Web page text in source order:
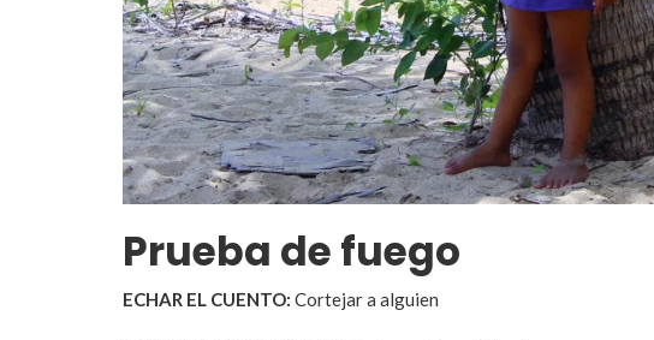
Prueba de fuego
ECHAR EL CUENTO: Cortejar a alguien